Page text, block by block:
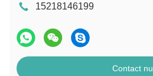
15218146199
Contact nu